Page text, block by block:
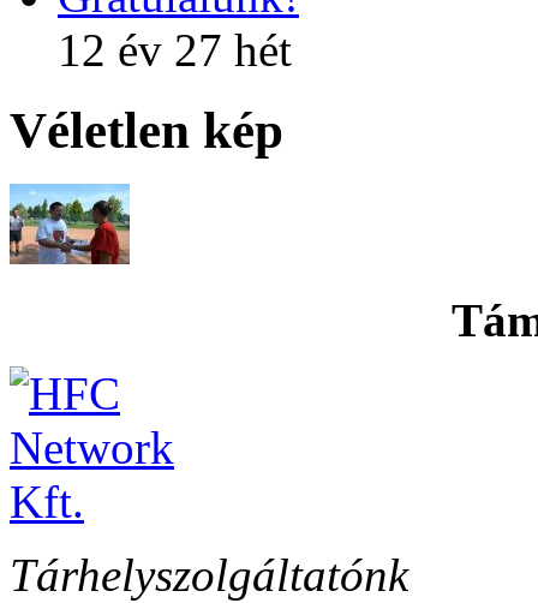
12 év 27 hét
Véletlen kép
Tárhelyszolgáltatónk